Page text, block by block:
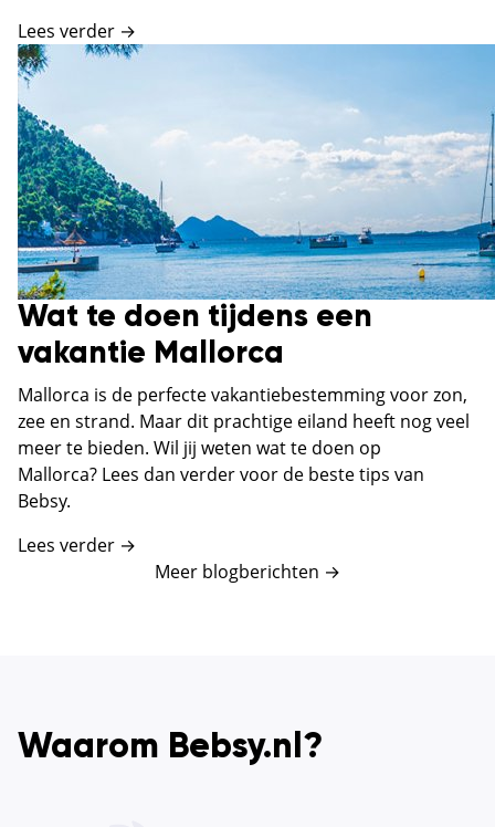
Lees verder →
Wat te doen tijdens een
vakantie Mallorca
Mallorca is de perfecte vakantiebestemming voor zon,
zee en strand. Maar dit prachtige eiland heeft nog veel
meer te bieden. Wil jij weten wat te doen op
Mallorca? Lees dan verder voor de beste tips van
Bebsy.
Lees verder →
Meer blogberichten →
Waarom Bebsy.nl?